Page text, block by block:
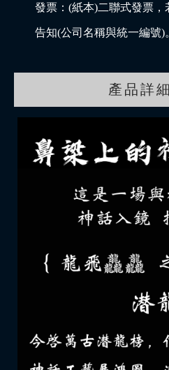
發票：(紙本)二聯式發票
告知(公司名稱與統一編號)
產品詳